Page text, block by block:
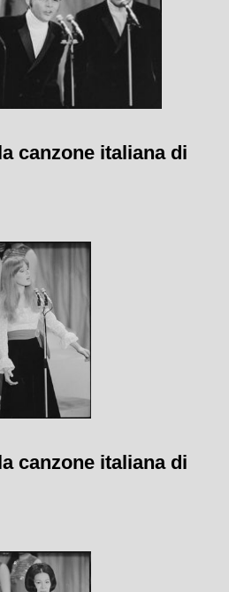
canzone italiana di
canzone italiana di